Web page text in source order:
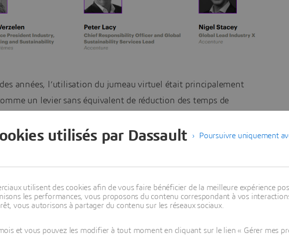
années, l’utilisation du jumeau virtuel était principalement
un levier sans équivalent de réduction des temps de
significativement son avantage compétitif.
Suffisante, peut-être pas. Significative, sans aucun doute.
vite demeure un enjeu, tandis qu’innover de manière durable
Poursuivre uniquement
utilisés par Dassault
utilisent des cookies afin de vous faire bénéficier de la meilleure expérience
les performances, vous proposons du contenu correspondant à vos
vous autorisons à partager du contenu sur les réseaux sociaux.
et vous pouvez les modifier à tout moment en cliquant sur le lien « Gérer mes